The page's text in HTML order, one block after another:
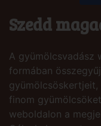
Szedd
A gyümölcsvadász
formában
finom
weboldalon a